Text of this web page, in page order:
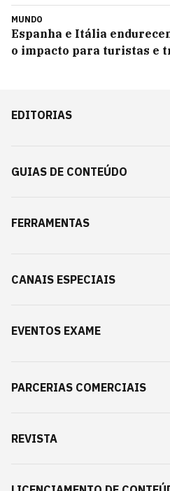
MUNDO
Espanha e Itália
o impacto para turistas e
EDITORIAS
GUIAS DE CONTEÚDO
FERRAMENTAS
CANAIS ESPECIAIS
EVENTOS EXAME
PARCERIAS COMERCIAIS
REVISTA